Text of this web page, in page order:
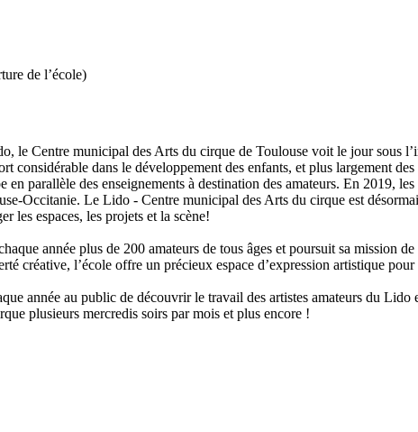
de l’école)
le Centre municipal des Arts du cirque de Toulouse voit le jour
considérable dans le développement des enfants, et plus largement
parallèle des enseignements à destination des amateurs. En 2019,
Occitanie. Le Lido - Centre municipal des Arts du cirque est
les espaces, les projets et la scène!
année plus de 200 amateurs de tous âges et poursuit sa mission
créative, l’école offre un précieux espace d’expression artistique
année au public de découvrir le travail des artistes amateurs du
plusieurs mercredis soirs par mois et plus encore !